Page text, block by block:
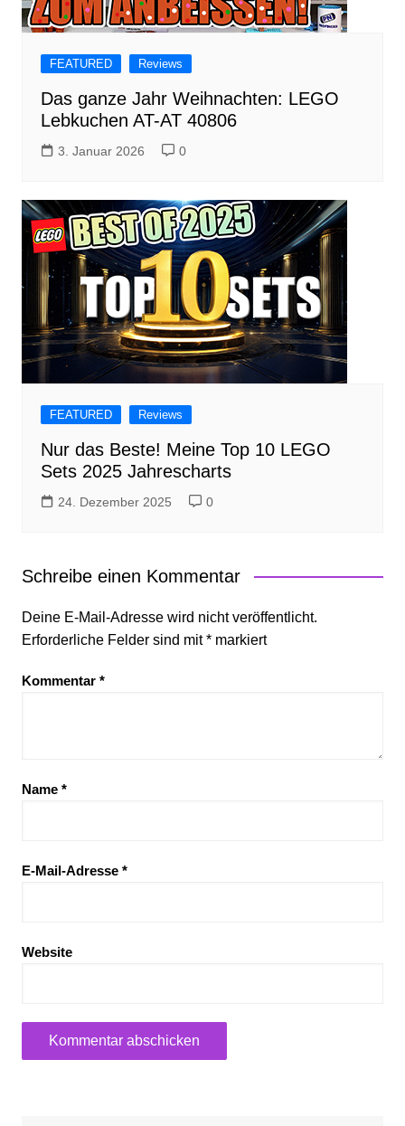
FEATURED Reviews
Das ganze Jahr Weihnachten: LEGO
Lebkuchen AT-AT 40806
3. Januar 2026 0
FEATURED Reviews
Nur das Beste! Meine Top 10 LEGO
Sets 2025 Jahrescharts
24. Dezember 2025 0
Schreibe einen Kommentar
Deine E-Mail-Adresse wird nicht veröffentlicht.
Erforderliche Felder sind mit*markiert
Kommentar *
Name *
E-Mail-Adresse *
Website